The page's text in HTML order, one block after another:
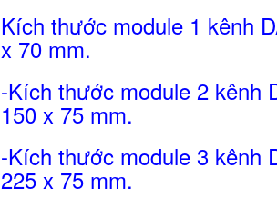
Kích thước module 1 kênh
x 70 mm.
-Kích thước module 2 kênh
150 x 75 mm.
-Kích thước module 3 kênh
225 x 75 mm.